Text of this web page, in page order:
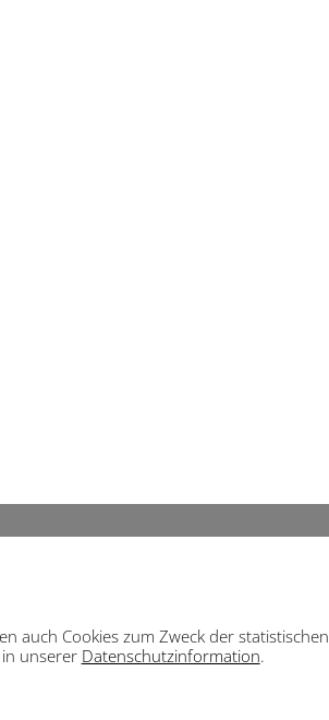
auch Cookies zum Zweck der statistischen
unserer Datenschutzinformation.